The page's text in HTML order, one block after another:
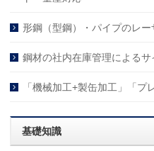
形鋼（型鋼）・パイプのレ
鋼材の社内在庫管理による
「機械加工+製缶加工」「
基礎知識